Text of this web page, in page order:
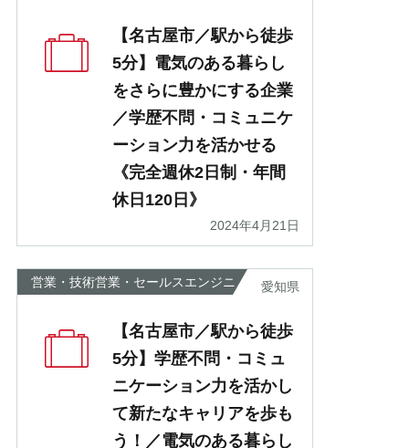
【名古屋市／駅から徒歩
5分】電気のある暮らし
をさらに豊かにする企業
／学歴不問・コミュニケ
ーション力を活かせる
《完全週休2日制・年間
休日120日》
2024年4月21日
営業・技術営業・セールスエンジニ
愛知県
【名古屋市／駅から徒歩
5分】学歴不問・コミュ
ニケーション力を活かし
て新たなキャリアを歩も
う！／電気のある暮らし